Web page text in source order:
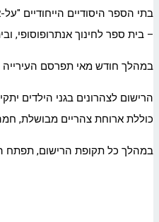
בתי הספר היסודיים הייחודיים
– בית ספר לחינוך אנתרופוסופי,
במהלך חודש מאי תפרסם העירייה
כוללת ארוחת צהריים מבושלת, חמה
במהלך כל תקופת הרישום, תפתח העירייה קו מידע שמספרו 1-700-50-7002